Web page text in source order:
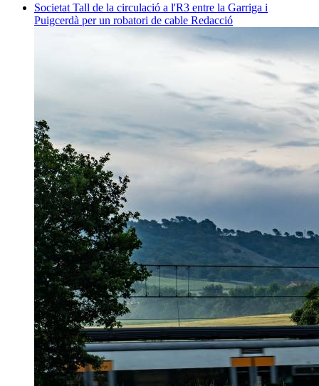
Societat Tall de la circulació a l'R3 entre la Garriga i
Puigcerdà per un robatori de cable Redacció